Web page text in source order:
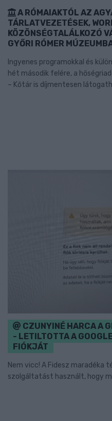
A RÓMAIAKTÓL AZ
TÁRLATVEZETÉSEK,
KÖZÖNSÉGTALÁLKOZÓ
GYŐRI RÓMER
Ingyenes programokkal és
hét második felére, a
– Kőtár is díjmentesen
CZUNYINÉ HARCA A
- LETILTOTTA A
FIÓKJÁT
Nem vicc! A Fidesz maradéka
szolgáltatást használt, hogy